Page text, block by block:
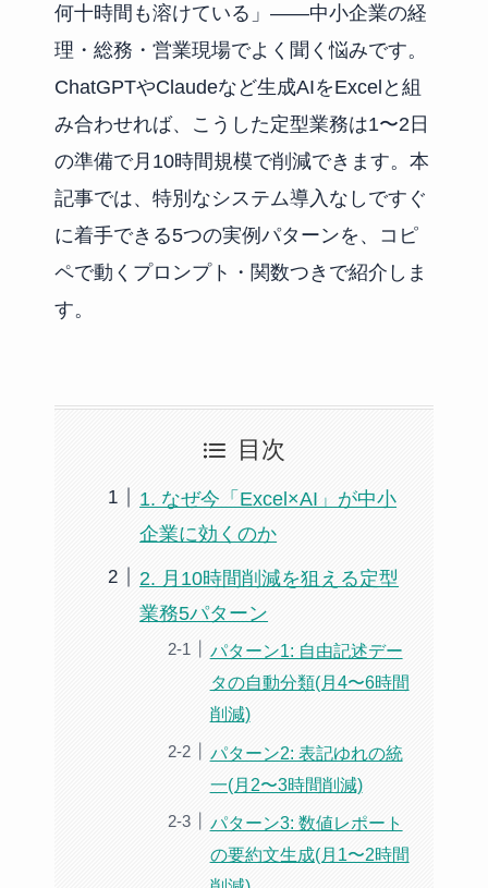
何十時間も溶けている」——中小企業の経
理・総務・営業現場でよく聞く悩みです。
ChatGPTやClaudeなど生成AIをExcelと組
み合わせれば、こうした定型業務は1〜2日
の準備で月10時間規模で削減できます。本
記事では、特別なシステム導入なしですぐ
に着手できる5つの実例パターンを、コピ
ペで動くプロンプト・関数つきで紹介しま
す。
目次
1. なぜ今「Excel×AI」が中小
企業に効くのか
2. 月10時間削減を狙える定型
業務5パターン
パターン1: 自由記述デー
タの自動分類(月4〜6時間
削減)
パターン2: 表記ゆれの統
一(月2〜3時間削減)
パターン3: 数値レポート
の要約文生成(月1〜2時間